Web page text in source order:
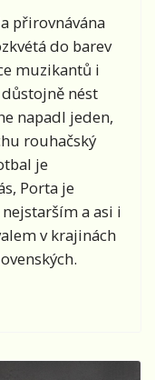
přirovnávána
do barev
muzikantů i
nést
napadl jeden,
rouhačský
je
Porta je
a asi i
v krajinách